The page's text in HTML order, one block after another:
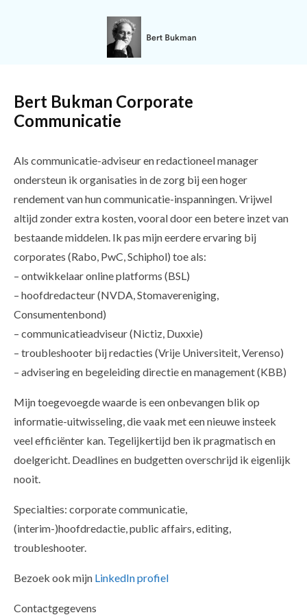
Bert Bukman Corporate
Communicatie
Als communicatie-adviseur en redactioneel manager
ondersteun ik organisaties in de zorg bij een hoger
rendement van hun communicatie-inspanningen. Vrijwel
altijd zonder extra kosten, vooral door een betere inzet van
bestaande middelen. Ik pas mijn eerdere ervaring bij
corporates (Rabo, PwC, Schiphol) toe als:
– ontwikkelaar online platforms (BSL)
– hoofdredacteur (NVDA, Stomavereniging,
Consumentenbond)
– communicatieadviseur (Nictiz, Duxxie)
– troubleshooter bij redacties (Vrije Universiteit, Verenso)
– advisering en begeleiding directie en management (KBB)
Mijn toegevoegde waarde is een onbevangen blik op
informatie-uitwisseling, die vaak met een nieuwe insteek
veel efficiënter kan. Tegelijkertijd ben ik pragmatisch en
doelgericht. Deadlines en budgetten overschrijd ik eigenlijk
nooit.
Specialties: corporate communicatie,
(interim-)hoofdredactie, public affairs, editing,
troubleshooter.
Bezoek ook mijn LinkedIn profiel
Contactgegevens